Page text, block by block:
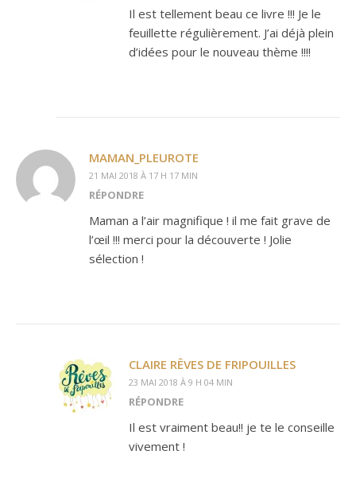
Il est tellement beau ce livre !!! Je le
feuillette régulièrement. J’ai déjà plein
d’idées pour le nouveau thème !!!!
MAMAN_PLEUROTE
21 MAI 2018 À 17 H 17 MIN
RÉPONDRE
Maman a l’air magnifique ! il me fait grave de
l’œil !!! merci pour la découverte ! Jolie
sélection !
CLAIRE RÊVES DE FRIPOUILLES
23 MAI 2018 À 9 H 04 MIN
RÉPONDRE
Il est vraiment beau!! je te le conseille
vivement !